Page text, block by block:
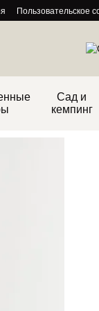
Пользовательское
Сад и
кемпинг